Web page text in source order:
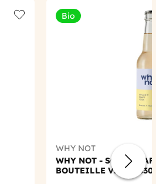
Add to wishlist
Bio
WHY NOT
WHY NOT - SODA
BOUTEILLE VERRE